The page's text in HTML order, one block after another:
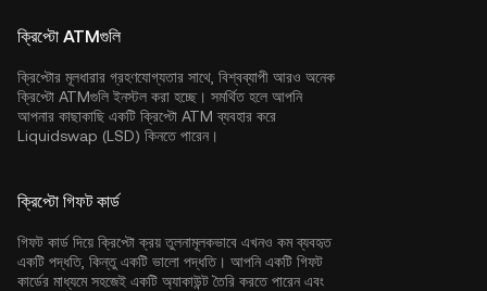
ক্রিপ্টো ATMগুলি
ক্রিপ্টোর মূলধারার গ্রহণযোগ্যতার সাথে, বিশ্বব্যাপী আরও অনেক
ক্রিপ্টো ATMগুলি ইনস্টল করা হচ্ছে। সমর্থিত হলে আপনি
আপনার কাছাকাছি একটি ক্রিপ্টো ATM ব্যবহার করে
Liquidswap (LSD) কিনতে পারেন।
ক্রিপ্টো গিফট কার্ড
গিফট কার্ড দিয়ে ক্রিপ্টো ক্রয় তুলনামূলকভাবে এখনও কম ব্যবহৃত
একটি পদ্ধতি, কিন্তু একটি ভালো পদ্ধতি। আপনি একটি গিফট
কার্ডের মাধ্যমে সহজেই একটি অ্যাকাউন্ট তৈরি করতে পারেন এবং